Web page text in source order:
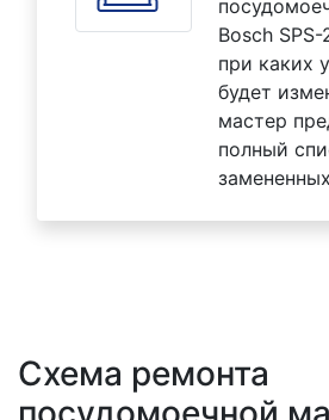
Bosch SPS-
при каких
будет
мастер
полный
Схема ремонта